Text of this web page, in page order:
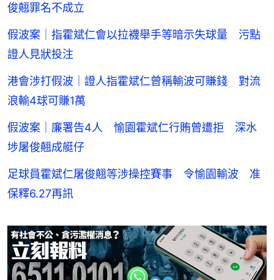
俊翹罪名不成立
假波案｜指霍斌仁會以拉襪舉手等暗示失球量 污點
證人見狀投注
港會涉打假波｜證人指霍斌仁曾稱輸波可賺錢 對流
浪輸4球可賺1萬
假波案｜廉署告4人 愉園霍斌仁行賄曾遭拒 深水
埗屠俊翹成艇仔
足球員霍斌仁屠俊翹等涉操控賽事 令愉園輸波 准
保釋6.27再訊